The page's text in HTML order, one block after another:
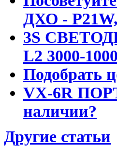
ДХО - P21W,
3S
L2 3000-
Подобрать
VX-6R
наличии?
Другие статьи